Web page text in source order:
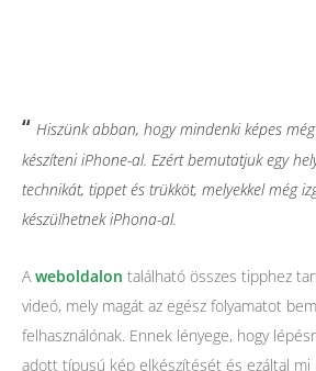
“ Hiszünk abban, hogy mindenki képes
készíteni iPhone-al. Ezért bemutatjuk egy
technikát, tippet és trükköt, melyekkel még
készülhetnek iPhona-al.
Aweboldalon található összes tipphez
videó, mely magát az egész folyamatot
felhasználónak. Ennek lényege, hogy
adott típusú kép elkészítését és ezáltal mi